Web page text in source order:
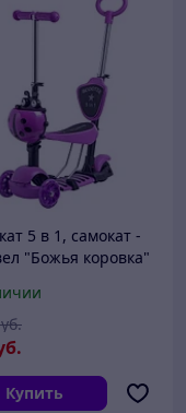
5 в 1, самокат -
"Божья коровка"
Scooter,
4110
Купить